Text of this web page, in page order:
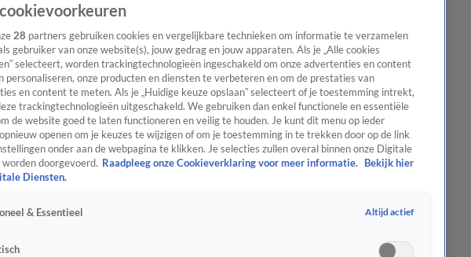
28 partners gebruiken cookies en vergelijkbare technieken om informatie te verzamelen
gebruiker van onze website(s), jouw gedrag en jouw apparaten. Als je „Alle cookies
selecteert, worden trackingtechnologieën ingeschakeld om onze advertenties en content
personaliseren, onze producten en diensten te verbeteren en om de prestaties van
en content te meten. Als je „Huidige keuze opslaan” selecteert of je toestemming intrekt,
trackingtechnologieën uitgeschakeld. We gebruiken dan enkel functionele en essentiële
de website goed te laten functioneren en veilig te houden. Je kunt dit menu op ieder
openen om je keuzes te wijzigen of om je toestemming in te trekken door op de link
onder aan de webpagina te klikken. Je selecties zullen overal binnen onze Digitale
doorgevoerd. Raadpleeg onze Cookieverklaring voor meer informatie. Bekijk hier
Diensten.
& Essentieel Altijd actief